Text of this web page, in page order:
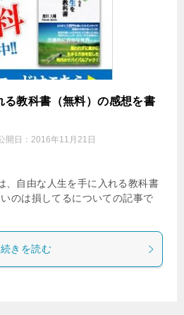
る教科書（無料）の感想を書
開日： 2016年11月21日
自由な人生を手に入れる教科書
のは損してるについての記事で
続きを読む